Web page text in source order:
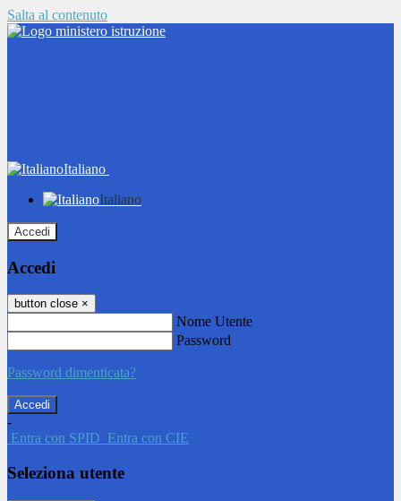
Salta al contenuto
Italiano
Italiano
Accedi
Accedi
button close ×
Nome Utente
Password
Password dimenticata?
-
Entra con SPID Entra con CIE
Seleziona utente